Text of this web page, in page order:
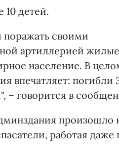
10 детей.
поражать своими
артиллерией
население. В
впечатляет: погибли
– говорится в
произошло
работая даже